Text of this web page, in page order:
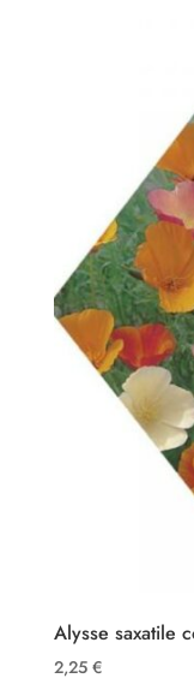
Alysse saxatile
2,25 €